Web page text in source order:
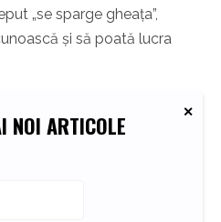
„se sparge gheața”,
și să poată lucra
NOI ARTICOLE